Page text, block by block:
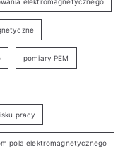
elektromagnetycznego
pomiary PEM
pracy
pola elektromagnetycznego